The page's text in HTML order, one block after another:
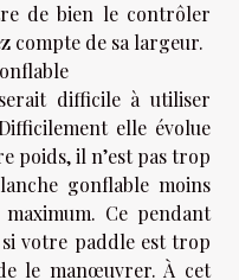
de bien le contrôler
compte de sa largeur.
difficile à utiliser
elle évolue
poids, il n’est pas trop
gonflable moins
maximum. Ce pendant
votre paddle est trop
le manœuvrer. À cet